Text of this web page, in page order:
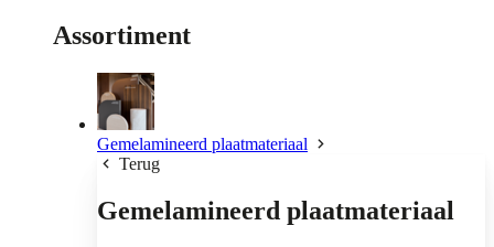
Assortiment
Gemelamineerd plaatmateriaal
Terug
Gemelamineerd plaatmateriaal